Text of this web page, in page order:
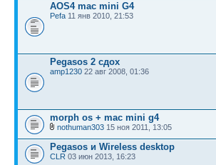
AOS4 mac mini G4
Pefa 11 янв 2010, 21:53
Pegasos 2 сдох
amp1230 22 авг 2008, 01:36
morph os + mac mini g4
nothuman303 15 ноя 2011, 13:05
Pegasos и Wireless desktop
CLR 03 июн 2013, 16:23